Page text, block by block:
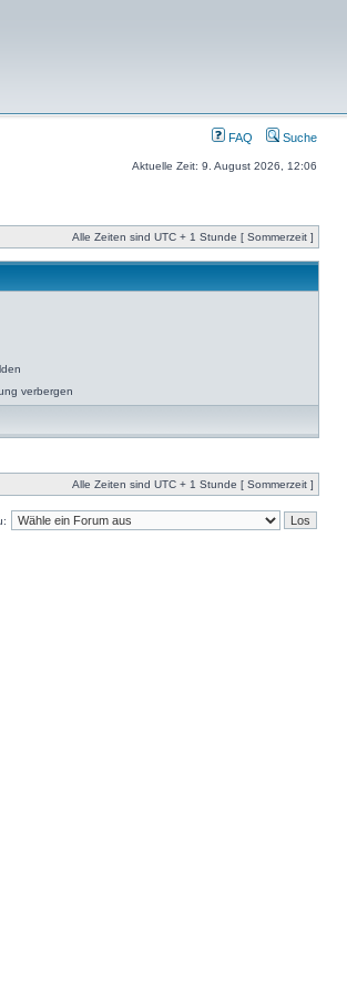
FAQ Suche
Aktuelle Zeit: 9. August 2026, 12:06
Alle Zeiten sind UTC + 1 Stunde [ Sommerzeit ]
verbergen
Alle Zeiten sind UTC + 1 Stunde [ Sommerzeit ]